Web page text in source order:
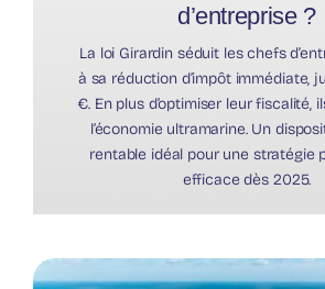
d’entreprise ?
La loi Girardin séduit les chefs
à sa réduction d’impôt immédiate,
€. En plus d’optimiser leur fiscalité,
l’économie ultramarine. Un
rentable idéal pour une stratégie
efficace dès 2025.